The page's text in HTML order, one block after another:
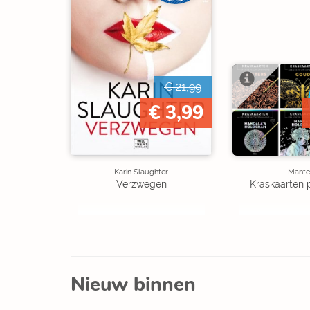
€ 21,99
€ 3,99
Karin Slaughter
Verzwegen Kraskaarten
Nieuw binnen